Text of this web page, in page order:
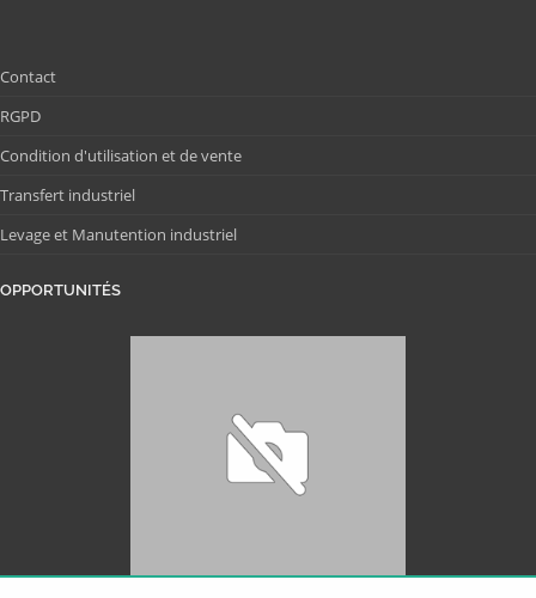
Contact
RGPD
Condition d'utilisation et de vente
Transfert industriel
Levage et Manutention industriel
OPPORTUNITÉS